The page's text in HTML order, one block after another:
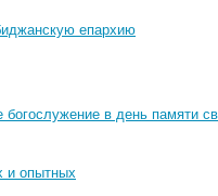
епархию
в день памяти
и опытных